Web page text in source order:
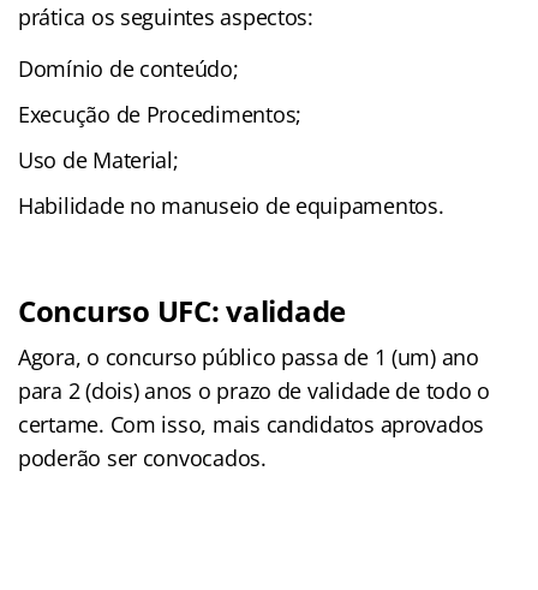
prática os seguintes aspectos:
Domínio de conteúdo;
Execução de Procedimentos;
Uso de Material;
Habilidade no manuseio de equipamentos.
Concurso UFC: validade
Agora, o concurso público passa de 1 (um) ano
para 2 (dois) anos o prazo de validade de todo o
certame. Com isso, mais candidatos aprovados
poderão ser convocados.